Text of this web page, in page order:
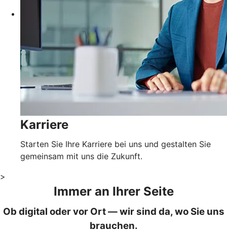
Karriere
Starten Sie Ihre Karriere bei uns und gestalten Sie
gemeinsam mit uns die Zukunft.
>
Immer an Ihrer Seite
Ob digital oder vor Ort — wir sind da, wo Sie uns
brauchen.